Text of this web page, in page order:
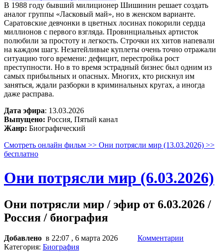
В 1988 году бывший милиционер Шишинин решает создать
аналог группы «Ласковый май», но в женском варианте.
Саратовские девчонки в цветных лосинах покорили сердца
миллионов с первого взгляда. Провинциальных артисток
полюбили за простоту и легкость. Строчки их хитов напевали
на каждом шагу. Незатейливые куплеты очень точно отражали
ситуацию того времени: дефицит, перестройка рост
преступности. Но в то время эстрадный бизнес был одним из
самых прибыльных и опасных. Многих, кто рискнул им
заняться, ждали разборки в криминальных кругах, а иногда
даже расправа.
Дата эфира: 13.03.2026
Выпущено: Россия, Пятый канал
Жанр: Биографический
Смотреть онлайн фильм >> Они потрясли мир (13.03.2026) >>
бесплатно
Они потрясли мир (6.03.2026)
Они потрясли мир / эфир от 6.03.2026 /
Россия / биография
Добавлено в 22:07 , 6 марта 2026
Комментарии
Категория: Биография